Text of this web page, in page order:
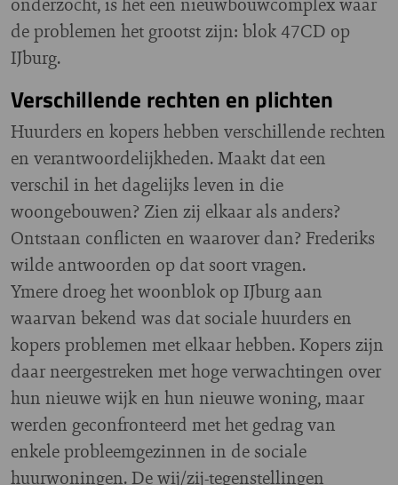
de problemen het grootst zijn: blok 47CD op
IJburg.
Verschillende rechten en plichten
Huurders en kopers hebben verschillende rechten
en verantwoordelijkheden. Maakt dat een
verschil in het dagelijks leven in die
woongebouwen? Zien zij elkaar als anders?
Ontstaan conflicten en waarover dan? Frederiks
wilde antwoorden op dat soort vragen.
Ymere droeg het woonblok op IJburg aan
waarvan bekend was dat sociale huurders en
kopers problemen met elkaar hebben. Kopers zijn
daar neergestreken met hoge verwachtingen over
hun nieuwe wijk en hun nieuwe woning, maar
werden geconfronteerd met het gedrag van
enkele probleemgezinnen in de sociale
huurwoningen. De wij/zij-tegenstellingen